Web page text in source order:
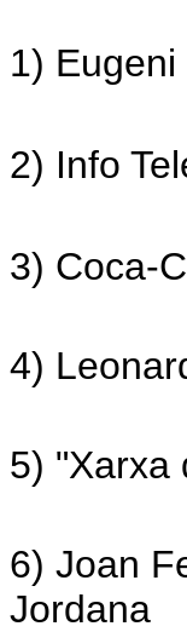
1)
2) Info
3) Coca-
4)
5) "Xarxa
6) Joan
Jordana